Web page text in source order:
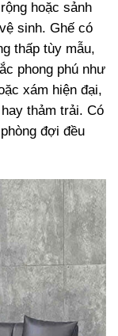
hoặc sảnh
sinh. Ghế có
thấp tùy mẫu,
phong phú như
xám hiện đại,
thảm trải. Có
đợi đều